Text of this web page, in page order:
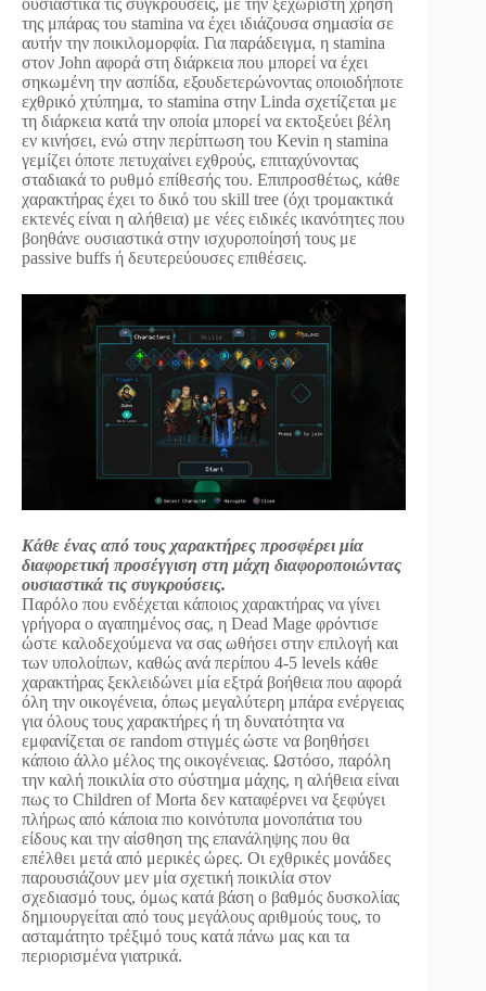
ουσιαστικά τις συγκρούσεις, με την ξεχωριστή χρήση
της μπάρας του stamina να έχει ιδιάζουσα σημασία σε
αυτήν την ποικιλομορφία. Για παράδειγμα, η stamina
στον John αφορά στη διάρκεια που μπορεί να έχει
σηκωμένη την ασπίδα, εξουδετερώνοντας οποιοδήποτε
εχθρικό χτύπημα, το stamina στην Linda σχετίζεται με
τη διάρκεια κατά την οποία μπορεί να εκτοξεύει βέλη
εν κινήσει, ενώ στην περίπτωση του Kevin η stamina
γεμίζει όποτε πετυχαίνει εχθρούς, επιταχύνοντας
σταδιακά το ρυθμό επίθεσής του. Επιπροσθέτως, κάθε
χαρακτήρας έχει το δικό του skill tree (όχι τρομακτικά
εκτενές είναι η αλήθεια) με νέες ειδικές ικανότητες που
βοηθάνε ουσιαστικά στην ισχυροποίησή τους με
passive buffs ή δευτερεύουσες επιθέσεις.
Κάθε ένας από τους χαρακτήρες προσφέρει μία
διαφορετική προσέγγιση στη μάχη διαφοροποιώντας
ουσιαστικά τις συγκρούσεις.
Παρόλο που ενδέχεται κάποιος χαρακτήρας να γίνει
γρήγορα ο αγαπημένος σας, η Dead Mage φρόντισε
ώστε καλοδεχούμενα να σας ωθήσει στην επιλογή και
των υπολοίπων, καθώς ανά περίπου 4-5 levels κάθε
χαρακτήρας ξεκλειδώνει μία εξτρά βοήθεια που αφορά
όλη την οικογένεια, όπως μεγαλύτερη μπάρα ενέργειας
για όλους τους χαρακτήρες ή τη δυνατότητα να
εμφανίζεται σε random στιγμές ώστε να βοηθήσει
κάποιο άλλο μέλος της οικογένειας. Ωστόσο, παρόλη
την καλή ποικιλία στο σύστημα μάχης, η αλήθεια είναι
πως το Children of Morta δεν καταφέρνει να ξεφύγει
πλήρως από κάποια πιο κοινότυπα μονοπάτια του
είδους και την αίσθηση της επανάληψης που θα
επέλθει μετά από μερικές ώρες. Οι εχθρικές μονάδες
παρουσιάζουν μεν μία σχετική ποικιλία στον
σχεδιασμό τους, όμως κατά βάση ο βαθμός δυσκολίας
δημιουργείται από τους μεγάλους αριθμούς τους, το
ασταμάτητο τρέξιμό τους κατά πάνω μας και τα
περιορισμένα γιατρικά.